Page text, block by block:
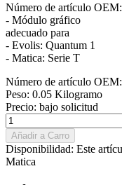
Número de artículo
- Módulo gráfico
adecuado para
- Evolis: Quantum 1
- Matica: Serie T
Número de artículo
Peso: 0.05 Kilogramo
Precio: bajo solicitud
Añadir a Carro
Disponibilidad: Este
Matica